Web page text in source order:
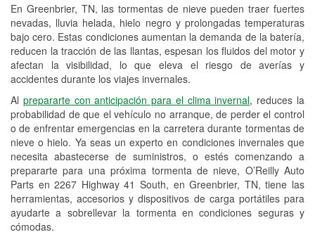
En Greenbrier, TN, las tormentas de nieve pueden traer fuertes
nevadas, lluvia helada, hielo negro y prolongadas temperaturas
bajo cero. Estas condiciones aumentan la demanda de la batería,
reducen la tracción de las llantas, espesan los fluidos del motor y
afectan la visibilidad, lo que eleva el riesgo de averías y
accidentes durante los viajes invernales.
Al prepararte con anticipación para el clima invernal, reduces la
probabilidad de que el vehículo no arranque, de perder el control
o de enfrentar emergencias en la carretera durante tormentas de
nieve o hielo. Ya seas un experto en condiciones invernales que
necesita abastecerse de suministros, o estés comenzando a
prepararte para una próxima tormenta de nieve, O’Reilly Auto
Parts en 2267 Highway 41 South, en Greenbrier, TN, tiene las
herramientas, accesorios y dispositivos de carga portátiles para
ayudarte a sobrellevar la tormenta en condiciones seguras y
cómodas.
Programa de Préstamo de
Herramientas
Rectificación de tambores y discos de
freno
Snowstorm Supplies
Conoce más